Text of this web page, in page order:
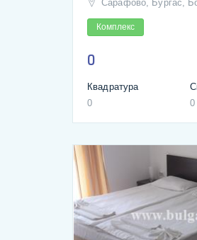
Сарафово, Бургас,
Комплекс
0
Квадратура
0
0